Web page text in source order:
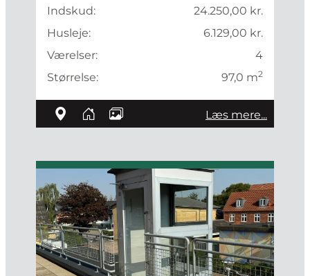
Indskud:
24.250,00 kr.
Husleje:
6.129,00 kr.
Værelser:
4
Størrelse:
97,0 m2
Læs mere...